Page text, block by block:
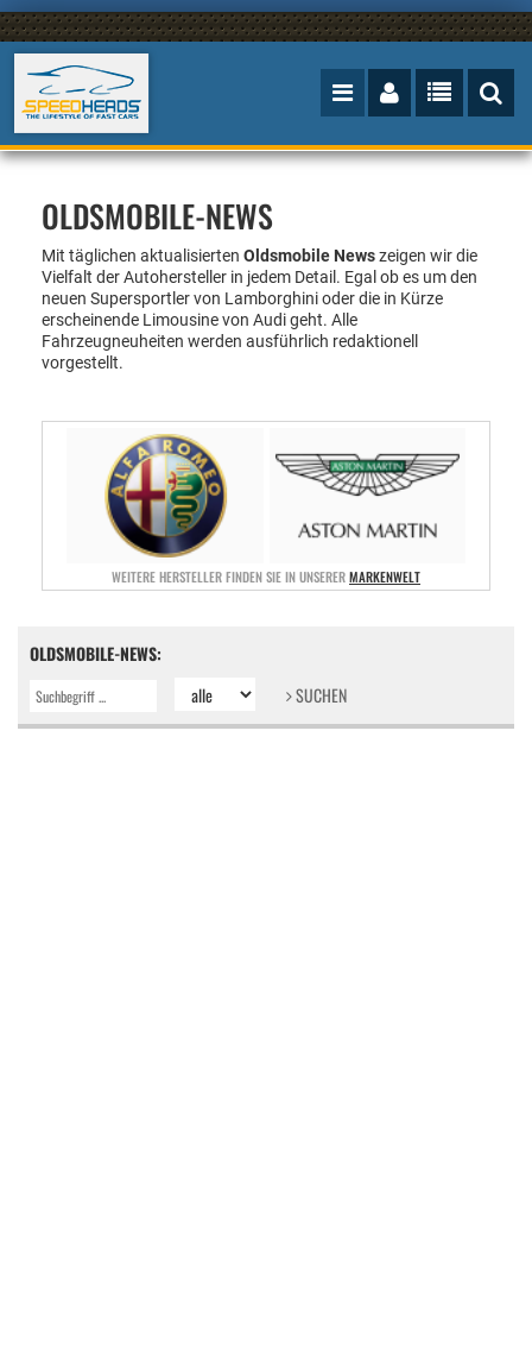
OLDSMOBILE-NEWS
Mit täglichen aktualisierten Oldsmobile Newszeigen wir die
Vielfalt der Autohersteller in jedem Detail. Egal ob es um den
neuen Supersportler von Lamborghini oder die in Kürze
erscheinende Limousine von Audi geht. Alle
Fahrzeugneuheiten werden ausführlich redaktionell
vorgestellt.
WEITERE HERSTELLER FINDEN SIE IN UNSERERMARKENWELT
OLDSMOBILE-NEWS:
SUCHEN